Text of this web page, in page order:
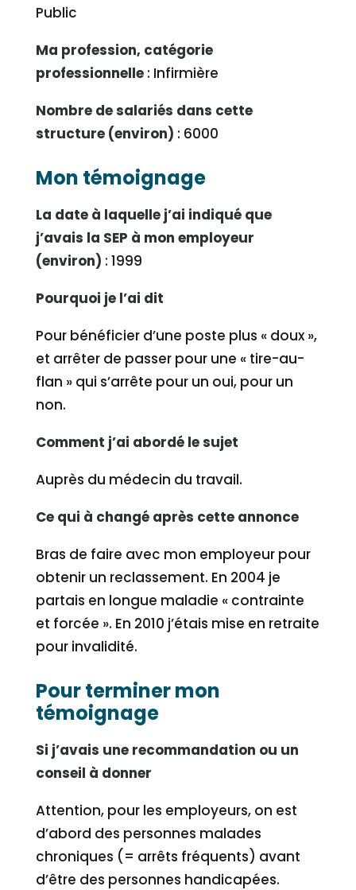
Public
Ma profession, catégorie
professionnelle : Infirmière
Nombre de salariés dans cette
structure (environ) : 6000
Mon témoignage
La date à laquelle j’ai indiqué que
j’avais la SEP à mon employeur
(environ) : 1999
Pourquoi je l’ai dit
Pour bénéficier d’une poste plus « doux »,
et arrêter de passer pour une « tire-au-
flan » qui s’arrête pour un oui, pour un
non.
Comment j’ai abordé le sujet
Auprès du médecin du travail.
Ce qui à changé après cette annonce
Bras de faire avec mon employeur pour
obtenir un reclassement. En 2004 je
partais en longue maladie « contrainte
et forcée ». En 2010 j’étais mise en retraite
pour invalidité.
Pour terminer mon
témoignage
Si j’avais une recommandation ou un
conseil à donner
Attention, pour les employeurs, on est
d’abord des personnes malades
chroniques (= arrêts fréquents) avant
d’être des personnes handicapées.